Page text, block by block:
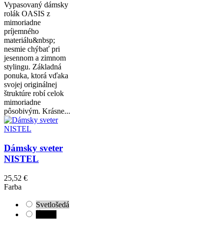
Vypasovaný dámsky
rolák OASIS z
mimoriadne
príjemného
materiálu&nbsp;
nesmie chýbať pri
jesennom a zimnom
stylingu. Základná
ponuka, ktorá vďaka
svojej originálnej
štruktúre robí celok
mimoriadne
pôsobivým. Krásne...
Dámsky sveter
NISTEL
25,52 €
Farba
Svetlošedá